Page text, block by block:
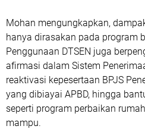
Mohan mengungkapkan,
hanya dirasakan pada program
Penggunaan DTSEN juga
afirmasi dalam Sistem
reaktivasi kepesertaan BPJS
yang dibiayai APBD, hingga
seperti program perbaikan
mampu.